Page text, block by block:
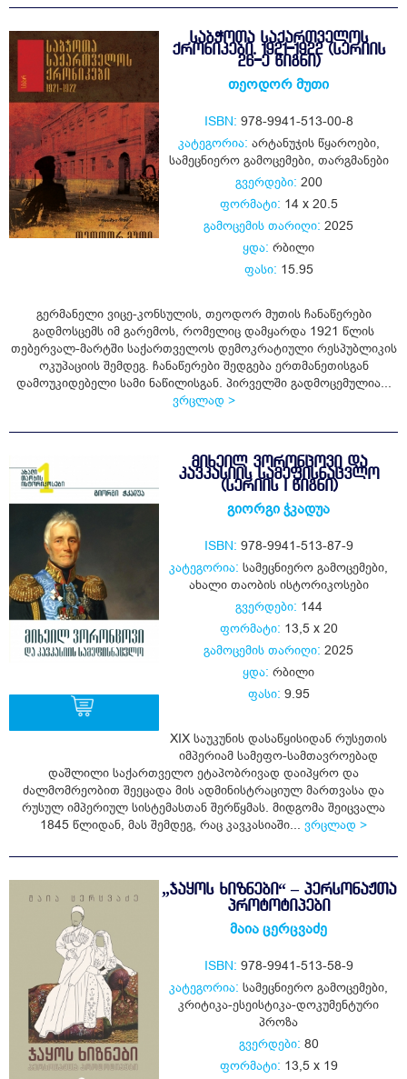
ᲡᲐᲑᲭᲝᲗᲐ ᲡᲐᲥᲐᲠᲗᲕᲔᲚᲝᲡ
ᲥᲠᲝᲜᲘᲙᲔᲑᲘ. 1921-1922 (ᲡᲔᲠᲘᲘᲡ
26-Ე ᲬᲘᲒᲜᲘ)
თეოდორ მუთი
ISBN: 978-9941-513-00-8
კატეგორია: არტანუჯის წყაროები,
სამეცნიერო გამოცემები, თარგმანები
გვერდები: 200
ფორმატი: 14 x 20.5
გამოცემის თარიღი: 2025
ყდა: რბილი
ფასი: 15.95
გერმანელი ვიცე-კონსულის, თეოდორ მუთის ჩანაწერები
გადმოსცემს იმ გარემოს, რომელიც დამყარდა 1921 წლის
თებერვალ-მარტში საქართველოს დემოკრატიული რესპუბლიკის
ოკუპაციის შემდეგ. ჩანაწერები შედგება ერთმანეთისგან
დამოუკიდებელი სამი ნაწილისგან. პირველში გადმოცემულია...
ვრცლად >
ყიდვა
ᲛᲘᲮᲔᲘᲚ ᲕᲝᲠᲝᲜᲪᲝᲕᲘ ᲓᲐ
ᲙᲐᲕᲙᲐᲡᲘᲘᲡ ᲡᲐᲛᲔᲤᲘᲡᲜᲐᲪᲕᲚᲝ
(ᲡᲔᲠᲘᲘᲡ I ᲬᲘᲒᲜᲘ)
გიორგი ჭკადუა
ISBN: 978-9941-513-87-9
კატეგორია: სამეცნიერო გამოცემები
ახალი თაობის ისტორიკოსები
გვერდები: 144
ფორმატი: 13,5 x 20
გამოცემის თარიღი: 2025
ყდა: რბილი
ფასი: 9.95
­XIX საუკუნის დასაწყისიდან რუსეთის
იმპერიამ სამეფო-სამთავროებად
დაშლილი საქართველო ეტაპობრივად დაიპყრო და
ძალმომრეობით შეეცადა მის ადმინისტრაციულ მართვასა და
რუსულ იმპერიულ სისტემასთან შერწყმას. მიდგომა შეიცვალა
1845 წლიდან, მას შემდეგ, რაც კავკასიაში... ვრცლად >
„ᲯᲐᲧᲝᲡ ᲮᲘᲖᲜᲔᲑᲘ“ – ᲞᲔᲠᲡᲝᲜᲐᲟᲗᲐ
ᲞᲠᲝᲢᲝᲢᲘᲞᲔᲑᲘ
მაია ცერცვაძე
ISBN: 978-9941-513-58-9
კატეგორია: სამეცნიერო გამოცემები
კრიტიკა-ესეისტიკა-დოკუმენტური
პროზა
გვერდები: 80
ფორმატი: 13,5 x 19